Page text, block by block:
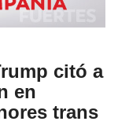
citó a
en
trans